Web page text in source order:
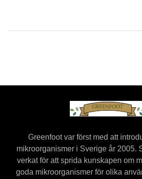
Greenfoot var först med att
mikroorganismer i Sverige år 2005.
verkat för att sprida kunskapen om
goda mikroorganismer för olika